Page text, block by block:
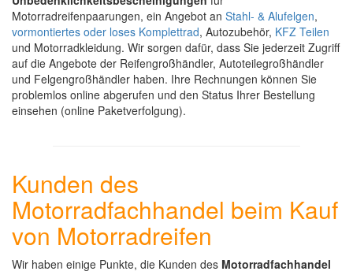
Motorradreifenpaarungen, ein Angebot an Stahl- & Alufelgen,
vormontiertes oder loses Komplettrad, Autozubehör, KFZ Teilen
und Motorradkleidung. Wir sorgen dafür, dass Sie jederzeit Zugriff
auf die Angebote der Reifengroßhändler, Autoteilegroßhändler
und Felgengroßhändler haben. Ihre Rechnungen können Sie
problemlos online abgerufen und den Status Ihrer Bestellung
einsehen (online Paketverfolgung).
Kunden des
Motorradfachhandel beim Kauf
von Motorradreifen
Wir haben einige Punkte, die Kunden des Motorradfachhandel